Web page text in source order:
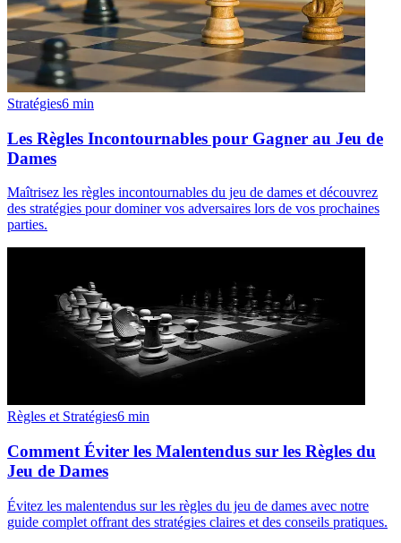
Stratégies6 min
Les Règles Incontournables pour Gagner au Jeu de
Dames
Maîtrisez les règles incontournables du jeu de dames et découvrez
des stratégies pour dominer vos adversaires lors de vos prochaines
parties.
Règles et Stratégies6 min
Comment Éviter les Malentendus sur les Règles du
Jeu de Dames
Évitez les malentendus sur les règles du jeu de dames avec notre
guide complet offrant des stratégies claires et des conseils pratiques.